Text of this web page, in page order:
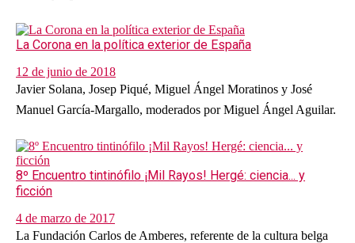
La Corona en la política exterior de España
12 de junio de 2018
Javier Solana, Josep Piqué, Miguel Ángel Moratinos y José
Manuel García-Margallo, moderados por Miguel Ángel Aguilar.
8º Encuentro tintinófilo ¡Mil Rayos! Hergé: ciencia... y
ficción
4 de marzo de 2017
La Fundación Carlos de Amberes, referente de la cultura belga